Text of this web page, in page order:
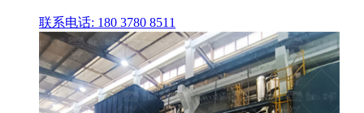
联系电话: 180 3780 8511